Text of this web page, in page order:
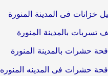
خزانات فى المدينة المنورة
بالمدينة المنورة
حشرات بالمدينة المنورة
حشرات فى المدينه المنوره